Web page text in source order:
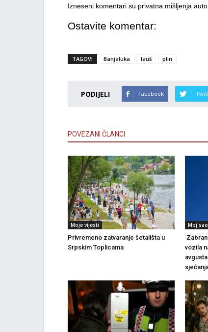
Izneseni komentari su privatna mišljenja
Ostavite komentar:
TAGOVI Banjaluka lauš plin
PODIJELI Facebook
POVEZANI ČLANCI
Moje vijesti
Privremeno zatvaranje šetališta u
Srpskim Toplicama
Moj
vozila